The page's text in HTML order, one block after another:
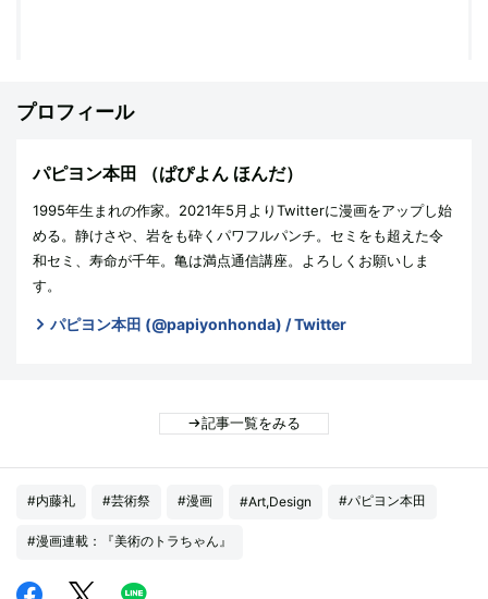
プロフィール
パピヨン本田 （ぱぴよん ほんだ）
1995年生まれの作家。2021年5月よりTwitterに漫画をアップし始
める。静けさや、岩をも砕くパワフルパンチ。セミをも超えた令
和セミ、寿命が千年。亀は満点通信講座。よろしくお願いしま
す。
パピヨン本田 (@papiyonhonda) / Twitter
記事一覧をみる
#内藤礼 #芸術祭 #漫画 #Art,Design #パピヨン本田
#漫画連載：『美術のトラちゃん』